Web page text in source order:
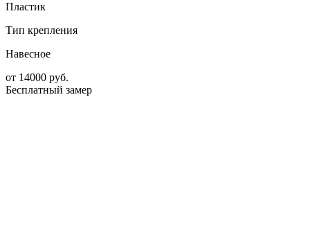
Пластик
Тип крепления
Навесное
от 14000 руб.
Бесплатный замер